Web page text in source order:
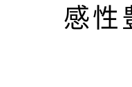
感性